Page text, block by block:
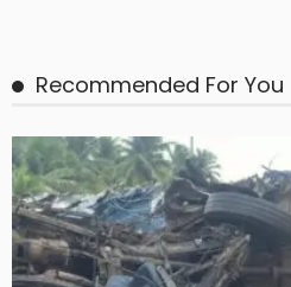
Recommended For You